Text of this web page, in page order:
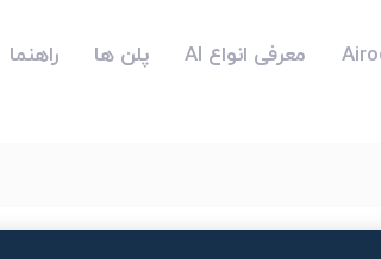
معرفی انواع AI پلن ها راهنما